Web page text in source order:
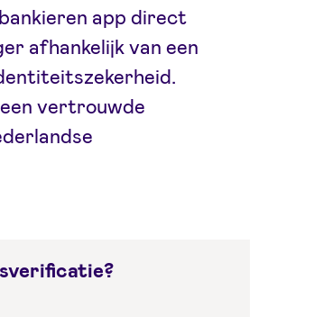
app direct
afhankelijk van een
vertrouwde